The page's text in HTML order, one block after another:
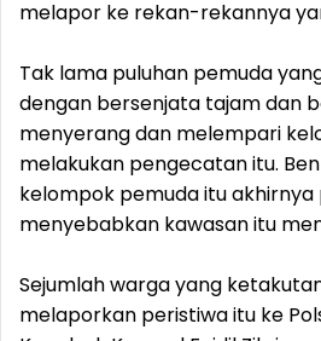
melapor ke rekan-rekannya
Tak lama puluhan pemuda
dengan bersenjata tajam dan
menyerang dan melempari
melakukan pengecatan itu.
kelompok pemuda itu
menyebabkan kawasan itu
Sejumlah warga yang
melaporkan peristiwa itu ke